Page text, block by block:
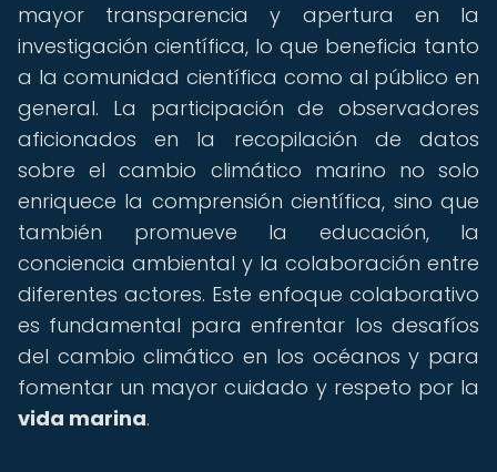
mayor transparencia y apertura en la
investigación científica, lo que beneficia tanto
a la comunidad científica como al público en
general. La participación de observadores
aficionados en la recopilación de datos
sobre el cambio climático marino no solo
enriquece la comprensión científica, sino que
también promueve la educación, la
conciencia ambiental y la colaboración entre
diferentes actores. Este enfoque colaborativo
es fundamental para enfrentar los desafíos
del cambio climático en los océanos y para
fomentar un mayor cuidado y respeto por la
vida marina.